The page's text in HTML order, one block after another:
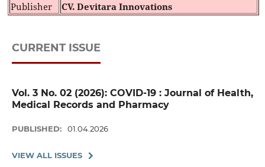
Publisher CV. Devitara Innovations
CURRENT ISSUE
Vol. 3 No. 02 (2026): COVID-19 : Journal of Health,
Medical Records and Pharmacy
PUBLISHED: 01.04.2026
VIEW ALL ISSUES